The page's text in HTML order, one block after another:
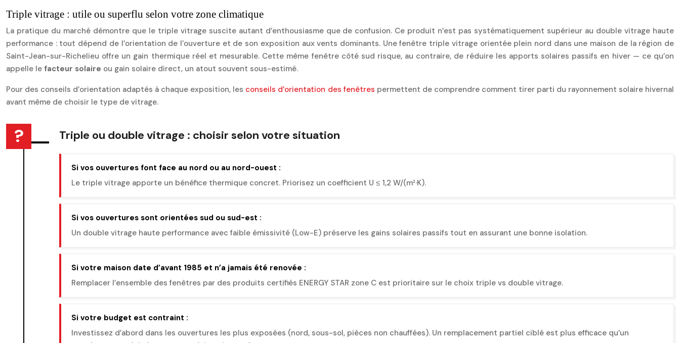
Triple vitrage : utile ou superflu selon votre zone climatique
La pratique du marché démontre que le triple vitrage suscite autant d’enthousiasme que de confusion. Ce produit n’est pas systématiquement supérieur au double vitrage haute
performance : tout dépend de l’orientation de l’ouverture et de son exposition aux vents dominants. Une fenêtre triple vitrage orientée plein nord dans une maison de la région de
Saint-Jean-sur-Richelieu offre un gain thermique réel et mesurable. Cette même fenêtre côté sud risque, au contraire, de réduire les apports solaires passifs en hiver — ce qu’on
appelle le facteur solaire ou gain solaire direct, un atout souvent sous-estimé.
Pour des conseils d’orientation adaptés à chaque exposition, les conseils d’orientation des fenêtres permettent de comprendre comment tirer parti du rayonnement solaire hivernal
avant même de choisir le type de vitrage.
Triple ou double vitrage : choisir selon votre situation
Si vos ouvertures font face au nord ou au nord-ouest :
Le triple vitrage apporte un bénéfice thermique concret. Priorisez un coefficient U ≤ 1,2 W/(m²·K).
Si vos ouvertures sont orientées sud ou sud-est :
Un double vitrage haute performance avec faible émissivité (Low-E) préserve les gains solaires passifs tout en assurant une bonne isolation.
Si votre maison date d’avant 1985 et n’a jamais été renovée :
Remplacer l’ensemble des fenêtres par des produits certifiés ENERGY STAR zone C est prioritaire sur le choix triple vs double vitrage.
Si votre budget est contraint :
Investissez d’abord dans les ouvertures les plus exposées (nord, sous-sol, pièces non chauffées). Un remplacement partiel ciblé est plus efficace qu’un